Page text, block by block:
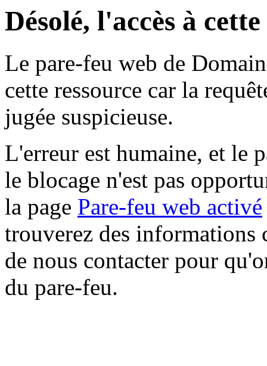
Désolé, l'accès à
Le pare-feu web de
cette ressource car la
jugée suspicieuse.
L'erreur est humaine, et le
le blocage n'est pas
la page Pare-feu web activé
trouverez des informations
de nous contacter pour
du pare-feu.